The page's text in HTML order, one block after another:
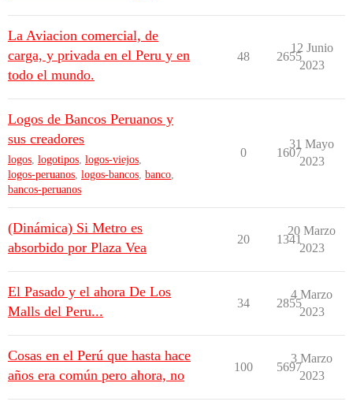
La Aviacion comercial, de
carga, y privada en el Peru y en
todo el mundo.
48 2655
12 Junio
2023
Logos de Bancos Peruanos y
sus creadores
logos, logotipos, logos-viejos,
logos-peruanos, logos-bancos, banco,
bancos-peruanos
0 1607
31 Mayo
2023
(Dinámica) Si Metro es
absorbido por Plaza Vea
20 1341
20 Marzo
2023
El Pasado y el ahora De Los
Malls del Peru...
34 2855
4 Marzo
2023
Cosas en el Perú que hasta hace
años era común pero ahora, no
100 5697
3 Marzo
2023